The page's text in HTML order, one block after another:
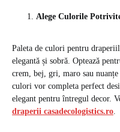
Alege Culorile
Paleta de culori pentru
elegantă și sobră. Optează
crem, bej, gri, maro sau nuanțe
culori vor completa perfect
elegant pentru întregul decor.
draperii casadecologistics.ro